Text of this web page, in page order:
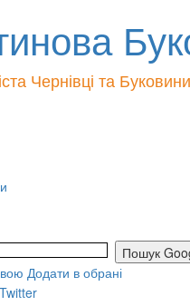
Чернівці та Буковини
Додати в обрані